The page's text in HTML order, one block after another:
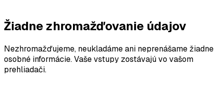
Žiadne zhromažďovanie údajov
Nezhromažďujeme, neukladáme ani neprenášame žiadne
osobné informácie. Vaše vstupy zostávajú vo vašom
prehliadači.